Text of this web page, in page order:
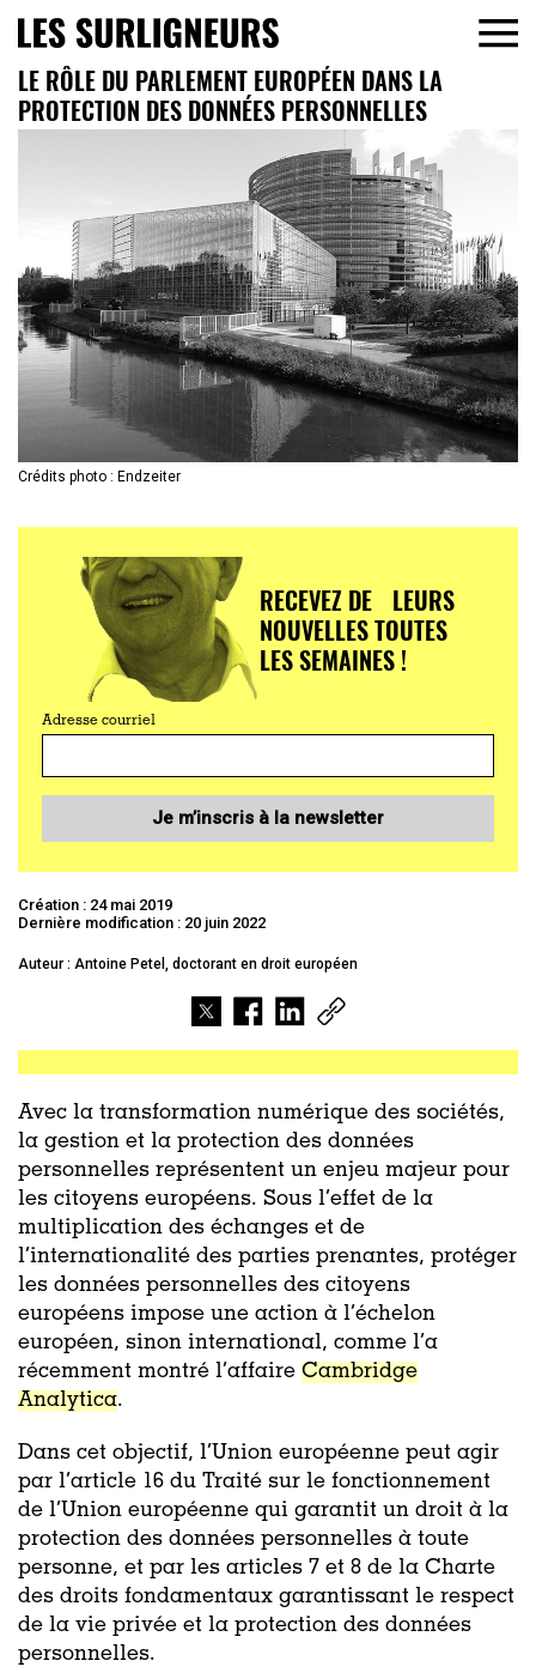
LE RÔLE DU PARLEMENT EUROPÉEN DANS LA
PROTECTION DES DONNÉES PERSONNELLES
Crédits photo : Endzeiter
RECEVEZ DE LEURS
NOUVELLES TOUTES
LES SEMAINES !
Adresse courriel
Je m’inscris à la newsletter
Création : 24 mai 2019
Dernière modification : 20 juin 2022
Auteur : Antoine Petel, doctorant en droit européen
Avec la transformation numérique des sociétés,
la gestion et la protection des données
personnelles représentent un enjeu majeur pour
les citoyens européens. Sous l’effet de la
multiplication des échanges et de
l’internationalité des parties prenantes, protéger
les données personnelles des citoyens
européens impose une action à l’échelon
européen, sinon international, comme l’a
récemment montré l’affaire Cambridge
Analytica.
Dans cet objectif, l’Union européenne peut agir
par l’article 16 du Traité sur le fonctionnement
de l’Union européenne qui garantit un droit à la
protection des données personnelles à toute
personne, et par les articles 7 et 8 de la Charte
des droits fondamentaux garantissant le respect
de la vie privée et la protection des données
personnelles.